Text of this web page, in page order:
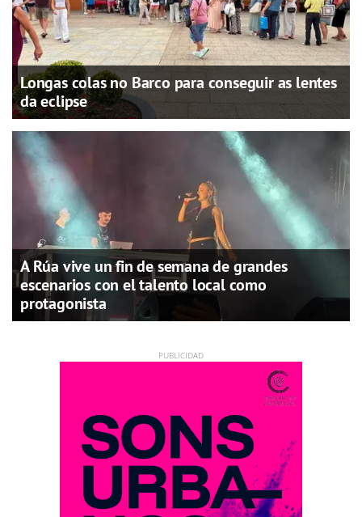
Longas colas no Barco para conseguir as lentes
da eclipse
A Rúa vive un fin de semana de grandes
escenarios con el talento local como
protagonista